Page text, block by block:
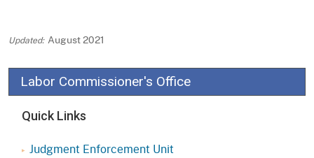
August 2021
Labor Commissioner's Office
Quick Links
Judgment Enforcement Unit